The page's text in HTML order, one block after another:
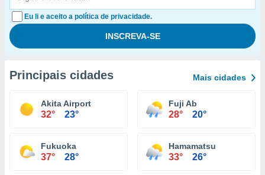
Eu li e aceito a política de privacidade.
Principais cidades Mais cidades
Akita Airport
32° 23°
Fuji Ab
28° 20°
Fukuoka
37° 28°
Hamamatsu
33° 26°